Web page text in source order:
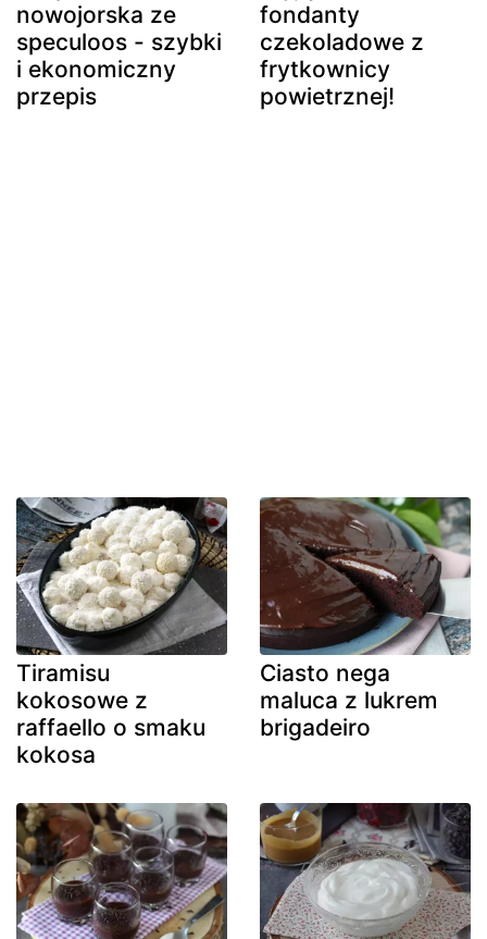
nowojorska ze
speculoos - szybki
i ekonomiczny
przepis
fondanty
czekoladowe z
frytkownicy
powietrznej!
Tiramisu
kokosowe z
raffaello o smaku
kokosa
Ciasto nega
maluca z lukrem
brigadeiro